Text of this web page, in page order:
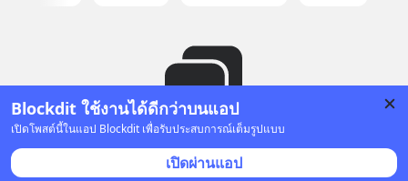
Blockdit ใช้งานได้ดีกว่าบนแอป
เปิดโพสต์นี้ในแอป Blockdit เพื่อรับประสบการณ์เต็มรูปแบบ
เปิดผ่านแอป
ยังไม่มีซีรีส์